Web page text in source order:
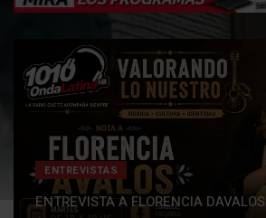
ENTREVISTAS
ENTREVISTA A FLORENCIA DAVALOS